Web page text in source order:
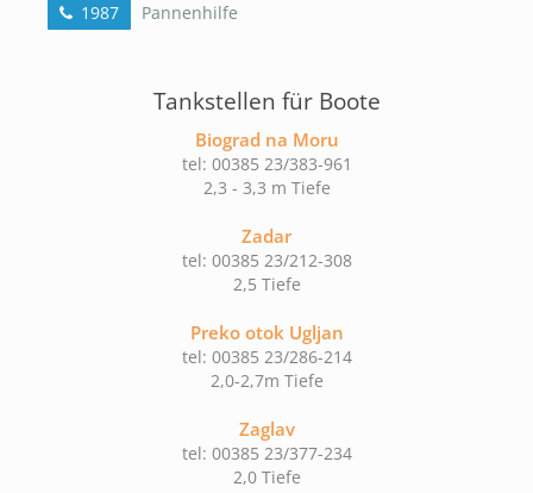
1987
Pannenhilfe
Tankstellen für Boote
Biograd na Moru
tel: 00385 23/383-961
2,3 - 3,3 m Tiefe
Zadar
tel: 00385 23/212-308
2,5 Tiefe
Preko otok Ugljan
tel: 00385 23/286-214
2,0-2,7m Tiefe
Zaglav
tel: 00385 23/377-234
2,0 Tiefe